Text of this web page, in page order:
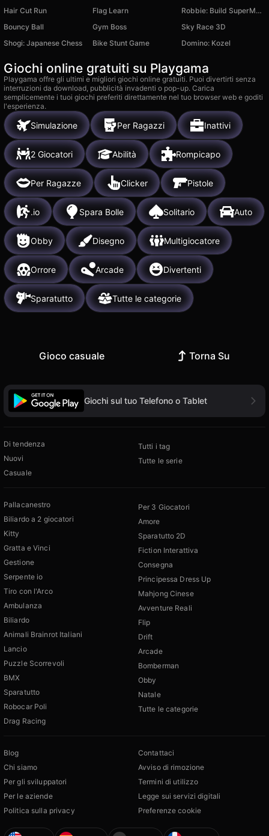
Hair Cut Run
Flag Learn
Robbie: Build SuperMarket Tycoon
Bouncy Ball
Gym Boss
Sky Race 3D
Shogi: Japanese Chess
Bike Stunt Game Domino: Kozel
Giochi online gratuiti su Playgama
Playgama offre gli ultimi e migliori giochi online gratuiti. Puoi divertirti senza
interruzioni da download, pubblicità invadenti o pop-up. Carica
semplicemente i tuoi giochi preferiti direttamente nel tuo browser web e goditi
l'esperienza.
Simulazione Per Ragazzi Inattivi
2 Giocatori Abilità Rompicapo
Per Ragazze Clicker Pistole
.io Spara Bolle Solitario Auto
Obby Disegno Multigiocatore
Orrore Arcade Divertenti
Sparatutto Tutte le categorie
Gioco casuale Torna Su
Giochi sul tuo Telefono o Tablet
Di tendenza
Nuovi
Casuale
Tutti i tag
Tutte le serie
Pallacanestro
Biliardo a 2 giocatori
Kitty
Gratta e Vinci
Gestione
Serpente io
Tiro con l'Arco
Ambulanza
Biliardo
Animali Brainrot Italiani
Lancio
Puzzle Scorrevoli
BMX
Sparatutto
Robocar Poli
Drag Racing
Per 3 Giocatori
Amore
Sparatutto 2D
Fiction Interattiva
Consegna
Principessa Dress Up
Mahjong Cinese
Avventure Reali
Flip
Drift
Arcade
Bomberman
Obby
Natale
Tutte le categorie
Blog
Chi siamo
Per gli sviluppatori
Per le aziende
Politica sulla privacy
Contattaci
Avviso di rimozione
Termini di utilizzo
Legge sui servizi digitali
Preferenze cookie